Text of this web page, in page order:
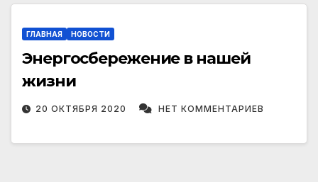
ГЛАВНАЯ НОВОСТИ
Энергосбережение в нашей
жизни
20 ОКТЯБРЯ 2020 НЕТ КОММЕНТАРИЕВ